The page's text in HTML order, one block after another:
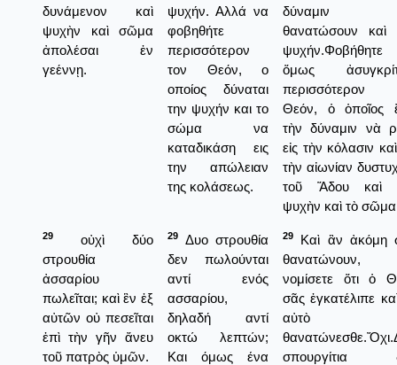
δυνάμενον καὶ
ψυχὴν καὶ σῶμα
ἀπολέσαι ἐν
γεέννῃ.
ψυχήν. Αλλά να
φοβηθήτε
περισσότερον
τον Θεόν, ο
οποίος δύναται
την ψυχήν και το
σώμα να
καταδικάση εις
την απώλειαν
της κολάσεως.
δύναμιν
θανατώσουν καὶ
ψυχήν.Φοβήθητε
ὅμως
περισσότερον
Θεόν, ὁ ὁποῖος
τὴν δύναμιν νὰ
εἰς τὴν κόλασιν καὶ
τὴν αἰωνίαν
τοῦ Ἅδου καὶ
ψυχὴν καὶ τὸ
29
οὐχὶ δύο
στρουθία
ἀσσαρίου
πωλεῖται; καὶ ἓν ἐξ
αὐτῶν οὐ πεσεῖται
ἐπὶ τὴν γῆν ἄνευ
τοῦ πατρὸς ὑμῶν.
29
Δυο στρουθία
δεν πωλούνται
αντί ενός
ασσαρίου,
δηλαδή αντί
οκτώ λεπτών;
Και όμως ένα
29
Καὶ ἂν ἀκόμη
θανατώνουν,
νομίσετε ὅτι ὁ
σᾶς ἐγκατέλιπε καὶ
αὐτὸ
σπουργίτια